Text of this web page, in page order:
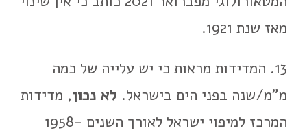
מאז שנת 1921.
13. המדידות מראות כי יש עלייה של כמה
מ"מ/שנה בפני הים בישראל. לא נכון, מדידות
המרכז למיפוי ישראל לאורך השנים 1958-